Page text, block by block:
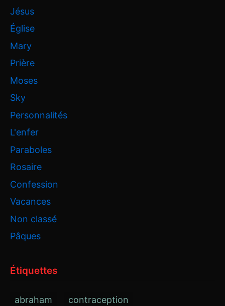
Jésus
Église
Mary
Prière
Moses
Sky
Personnalités
L'enfer
Paraboles
Rosaire
Confession
Vacances
Non classé
Pâques
Étiquettes
abraham
contraception